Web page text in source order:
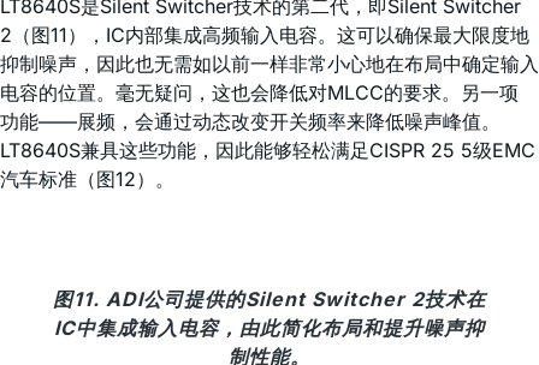
LT8640S是Silent Switcher技术的第二代，即Silent Switcher
2（图11），IC内部集成高频输入电容。这可以确保最大限度地
抑制噪声，因此也无需如以前一样非常小心地在布局中确定输入
电容的位置。毫无疑问，这也会降低对MLCC的要求。另一项
功能——展频，会通过动态改变开关频率来降低噪声峰值。
LT8640S兼具这些功能，因此能够轻松满足CISPR 25 5级EMC
汽车标准（图12）。
图11. ADI公司提供的Silent Switcher 2技术在
IC中集成输入电容，由此简化布局和提升噪声抑
制性能。